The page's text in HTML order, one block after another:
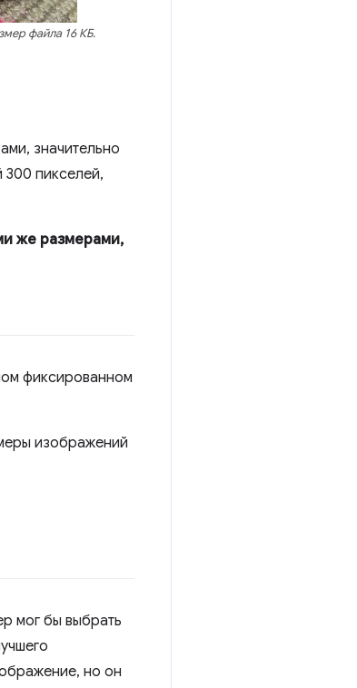
файла 16 КБ.
значительно
пикселей,
же размерами,
фиксированном
изображений
мог бы выбрать
но он